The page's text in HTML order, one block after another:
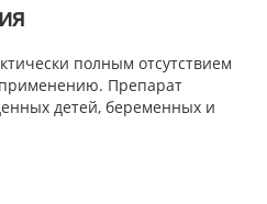
полным отсутствием
Препарат
детей, беременных и